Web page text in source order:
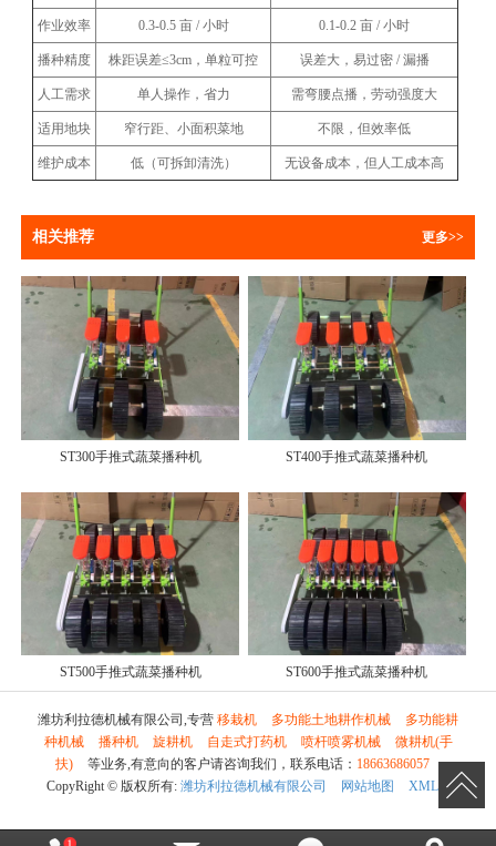
作业效率 0.3-0.5 亩 / 小时 0.1-0.2 亩 / 小时
播种精度 株距误差≤3cm，单粒可控 误差大，易过密 / 漏播
人工需求 单人操作，省力 需弯腰点播，劳动强度大
适用地块 窄行距、小面积菜地 不限，但效率低
维护成本 低（可拆卸清洗） 无设备成本，但人工成本高
相关推荐 更多>>
ST300手推式蔬菜播种机 ST400手推式蔬菜播种机
ST500手推式蔬菜播种机 ST600手推式蔬菜播种机
潍坊利拉德机械有限公司,专营 移栽机 多功能土地耕作机械
多功能耕
种机械
播种机 旋耕机 自走式打药机 喷杆喷雾机械
微耕机(手
扶)
等业务,有意向的客户请咨询我们，联系电话： 18663686057
CopyRight © 版权所有: 潍坊利拉德机械有限公司 网站地图 XML